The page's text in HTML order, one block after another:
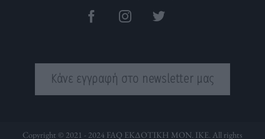
Κάνε εγγραφή στο newsletter μας
Copyright © 2021 - 2024 FAQ ΕΚΔΟΤΙΚΗ ΜΟΝ. ΙΚΕ. All rights